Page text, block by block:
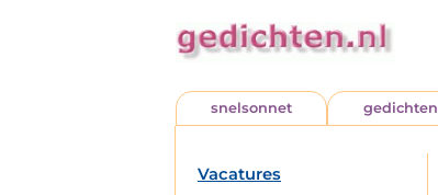
snelsonnet gedichten
Vacatures